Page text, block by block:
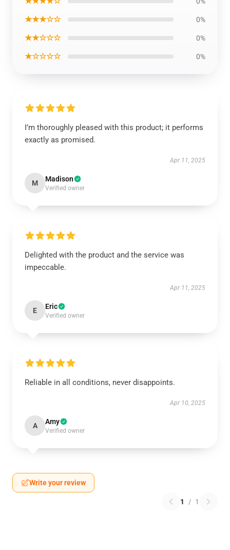
★★★☆☆ 0%
★★☆☆☆ 0%
★☆☆☆☆ 0%
I’m thoroughly pleased with this product; it performs
exactly as promised.
Apr 11, 2025
M Madison
Verified owner
Delighted with the product and the service was
impeccable.
Apr 11, 2025
E Eric
Verified owner
Reliable in all conditions, never disappoints.
Apr 10, 2025
A Amy
Verified owner
Write your review
1 / 1